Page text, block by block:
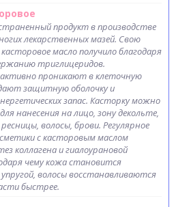
продукт в производстве
лекарственных мазей. Свою
масло получило благодаря
триглицеридов.
проникают в клеточную
защитную оболочку и
запас. Касторку можно
нанесения на лицо, зону декольте,
волосы, брови. Регулярное
с касторовым маслом
коллагена и гиалоурановой
чему кожа становится
волосы восстанавливаются
быстрее.